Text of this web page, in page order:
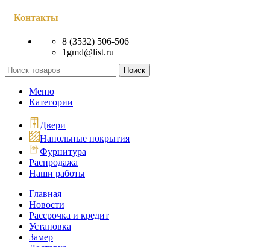
Контакты
8 (3532) 506-506
1gmd@list.ru
Поиск
Меню
Категории
Двери
Напольные покрытия
Фурнитура
Распродажа
Наши работы
Главная
Новости
Рассрочка и кредит
Установка
Замер